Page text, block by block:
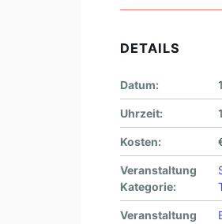
DETAILS
Datum:
Uhrzeit:
Kosten:
Veranstaltung
Kategorie:
Veranstaltung